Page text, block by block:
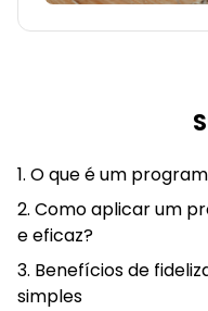
O que é um
Como aplicar um
e eficaz?
Benefícios de
simples